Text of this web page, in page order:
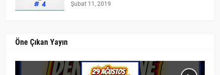
Şubat 11, 2019
Öne Çıkan Yayın